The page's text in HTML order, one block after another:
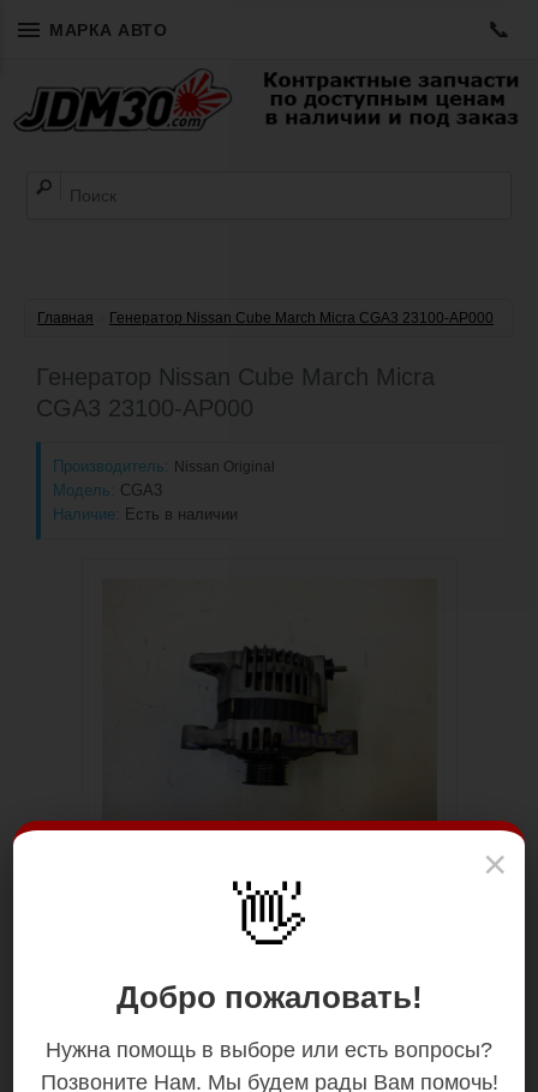
МАРКА АВТО 📞
×
👋
Добро пожаловать!
Нужна помощь в выборе или есть вопросы?
Позвоните Нам. Мы будем рады Вам помочь!
Главная Генератор Nissan Cube March Micra CGA3 23100-AP000
Генератор Nissan Cube March Micra
CGA3 23100-AP000
Производитель: Nissan Original
Модель: CGA3
Наличие: Есть в наличии